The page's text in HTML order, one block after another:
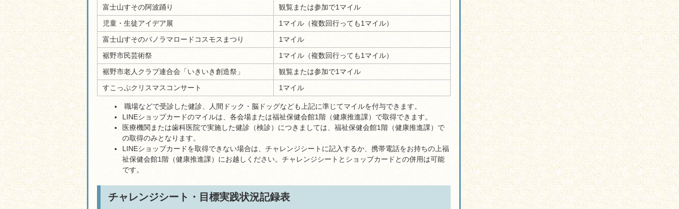
富士山すその阿波踊り
観覧または参加で1マイル
児童・生徒アイデア展
1マイル（複数回行っても1マイル）
富士山すそのパノラマロードコスモスまつり
1マイル
裾野市民芸術祭
1マイル（複数回行っても1マイル）
裾野市老人クラブ連合会「いきいき創造祭」
観覧または参加で1マイル
すこっぷクリスマスコンサート
1マイル
職場などで受診した健診、人間ドック・脳ドッグなども上記に準じてマイルを付与できます。
LINEショップカードのマイルは、各会場または福祉保健会館1階（健康推進課）で取得できます。
医療機関または歯科医院で実施した健診（検診）につきましては、福祉保健会館1階（健康推進課）で
の取得のみとなります。
LINEショップカードを取得できない場合は、チャレンジシートに記入するか、携帯電話をお持ちの上福
祉保健会館1階（健康推進課）にお越しください。チャレンジシートとショップカードとの併用は可能
です。
チャレンジシート・目標実践状況記録表